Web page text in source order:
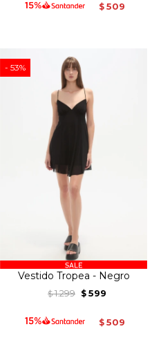
$ 509
53
Vestido Tropea - Negro
$ 1.299 $ 599
$ 509